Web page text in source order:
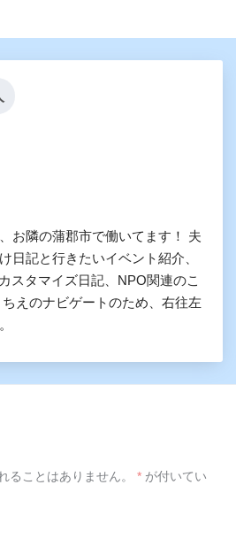
お隣の蒲郡市で働いてます！ 夫
日記と行きたいイベント紹介、
スタマイズ日記、NPO関連のこ
えのナビゲートのため、右往左
ることはありません。 * が付いてい